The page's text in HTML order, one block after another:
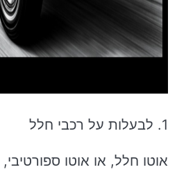
1. לבעלות על רכבי חלל
אוטו חלל, או אוטו ספורטיבי,